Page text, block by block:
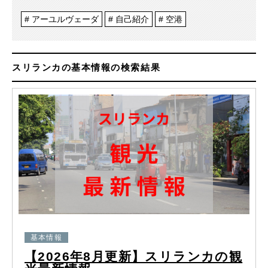
アーユルヴェーダ 自己紹介 空港
スリランカの基本情報の検索結果
【2026年8月更新】スリランカの観
基本情報